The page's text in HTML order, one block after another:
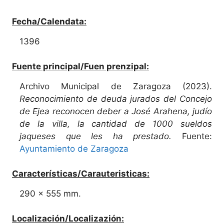
Fecha/Calendata:
1396
Fuente principal/Fuen prenzipal:
Archivo Municipal de Zaragoza (2023).
Reconocimiento de deuda jurados del Concejo
de Ejea reconocen deber a José Arahena, judío
de la villa, la cantidad de 1000 sueldos
jaqueses que les ha prestado.
Fuente:
Ayuntamiento de Zaragoza
Características/Carauteristicas:
290 x 555 mm.
Localización/Localizazión: